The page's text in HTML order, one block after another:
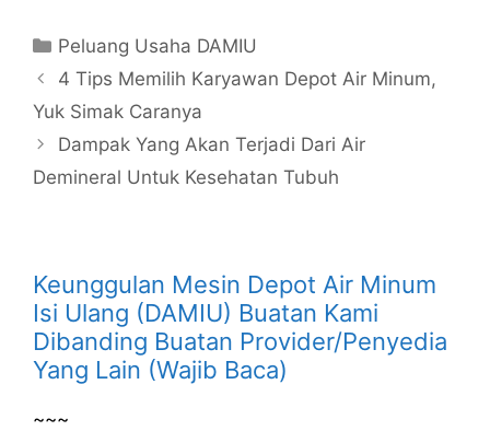
Kategori
Peluang Usaha DAMIU
4 Tips Memilih Karyawan Depot Air Minum,
Yuk Simak Caranya
Dampak Yang Akan Terjadi Dari Air
Demineral Untuk Kesehatan Tubuh
Keunggulan Mesin Depot Air Minum
Isi Ulang (DAMIU) Buatan Kami
Dibanding Buatan Provider/Penyedia
Yang Lain (Wajib Baca)
~~~